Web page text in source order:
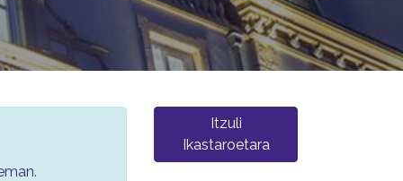
.
Itzuli
Ikastaroetara